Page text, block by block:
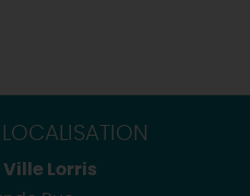
Ville Lorris